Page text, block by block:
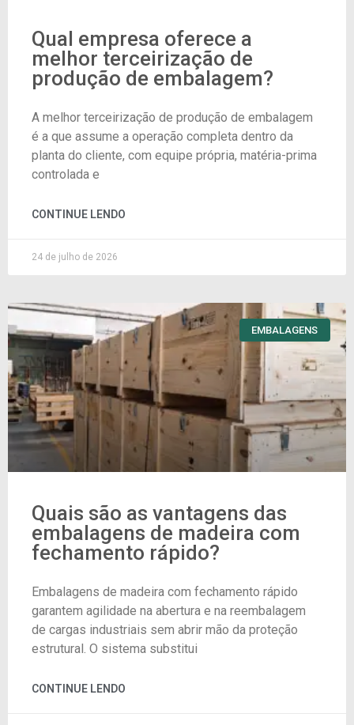
Qual empresa oferece a
melhor terceirização de
produção de embalagem?
A melhor terceirização de produção de embalagem
é a que assume a operação completa dentro da
planta do cliente, com equipe própria, matéria-prima
controlada e
CONTINUE LENDO
24 de julho de 2026
EMBALAGENS
Quais são as vantagens das
embalagens de madeira com
fechamento rápido?
Embalagens de madeira com fechamento rápido
garantem agilidade na abertura e na reembalagem
de cargas industriais sem abrir mão da proteção
estrutural. O sistema substitui
CONTINUE LENDO